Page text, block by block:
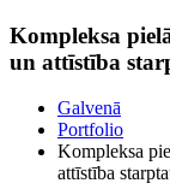
Kompleksa
un attīstība
Galvenā
Portfolio
Kompleksa
attīstība